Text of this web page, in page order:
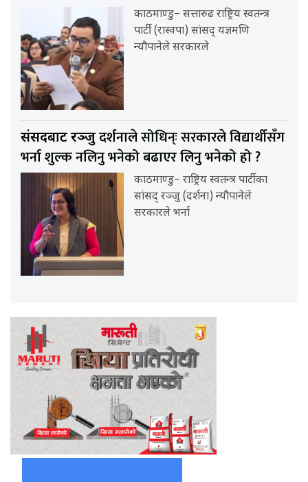
काठमाण्डु– सत्तारुढ राष्ट्रिय स्वतन्त्र
पार्टी (रास्वपा) सांसद् यज्ञमणि
न्यौपानेले सरकारले
संसदबाट रञ्जुदर्शनाले सोधिन्ः सरकारले विद्यार्थीसँग
भर्ना शुल्क नलिनु भनेको बढाएर लिनु भनेको हो ?
काठमाण्डु– राष्ट्रिय स्वतन्त्र पार्टीका
सांसद् रञ्जु (दर्शना) न्यौपानेले
सरकारले भर्ना